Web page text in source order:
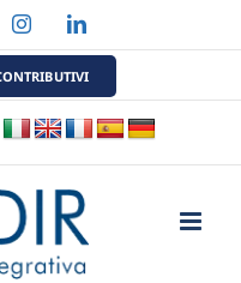
InstagramLinkedIn